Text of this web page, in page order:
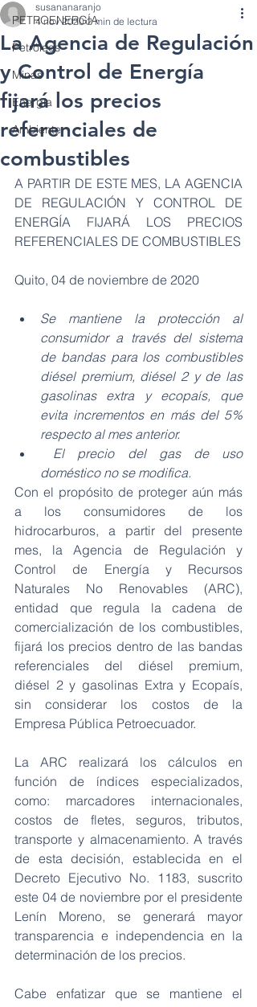
PETROENERGÍA
Petróleos
Minas
Energía
Ambiente
La Agencia de Regulación
y Control de Energía
fijará los precios
referenciales de
combustibles
susananaranjo
4 nov 2020 2 min de lectura
A PARTIR DE ESTE MES, LA AGENCIA
DE REGULACIÓN Y CONTROL DE
ENERGÍA FIJARÁ LOS PRECIOS
REFERENCIALES DE COMBUSTIBLES
Quito, 04 de noviembre de 2020
Se mantiene la protección al
consumidor a través del sistema
de bandas para los combustibles
diésel premium, diésel 2 y de las
gasolinas extra y ecopaís, que
evita incrementos en más del 5%
respecto al mes anterior.
El precio del gas de uso
doméstico no se modifica.
Con el propósito de proteger aún más
a los consumidores de los
hidrocarburos, a partir del presente
mes, la Agencia de Regulación y
Control de Energía y Recursos
Naturales No Renovables (ARC),
entidad
que regula la cadena de
comercialización de los combustibles,
fijará los precios dentro de las bandas
referenciales del
diésel premium,
diésel 2 y gasolinas Extra y Ecopaís,
sin considerar los costos de la
Empresa Pública Petroecuador.
La ARC realizará los cálculos en
función de índices especializados,
como: marcadores internacionales,
costos de fletes, seguros, tributos,
transporte y almacenamiento. A través
de esta decisión, establecida en el
Decreto Ejecutivo No. 1183, suscrito
este 04 de noviembre por el presidente
Lenín Moreno, se generará mayor
transparencia e independencia en la
determinación de los precios.
Cabe enfatizar que se mantiene el